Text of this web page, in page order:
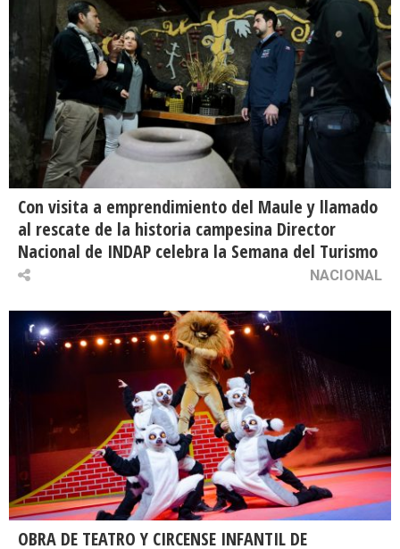
Con visita a emprendimiento del Maule y llamado
al rescate de la historia campesina Director
Nacional de INDAP celebra la Semana del Turismo
NACIONAL
OBRA DE TEATRO Y CIRCENSE INFANTIL DE